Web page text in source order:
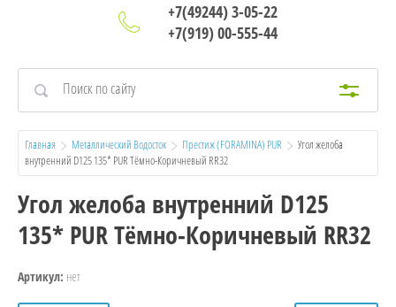
+7(49244) 3-05-22
+7(919) 00-555-44
Главная Металлический Водосток Престиж (FORAMINA) PUR
  Угол желоба
внутренний D125 135* PUR Тёмно-Коричневый RR32
Угол желоба внутренний D125
135* PUR Тёмно-Коричневый RR32
Артикул: нет